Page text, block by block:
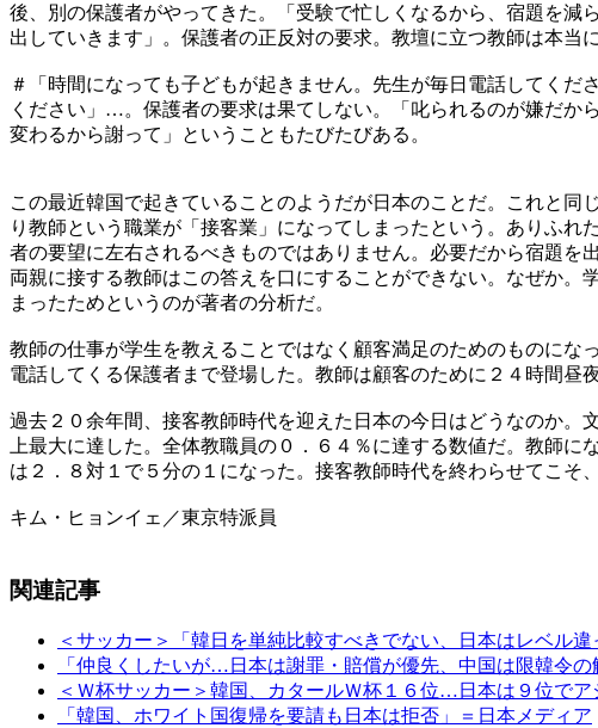
後、別の保護者がやってきた。「受験で忙しくなるから、宿題を
出していきます」。保護者の正反対の要求。教壇に立つ教師は本当
＃「時間になっても子どもが起きません。先生が毎日電話してく
ください」…。保護者の要求は果てしない。「叱られるのが嫌だか
変わるから謝って」ということもたびたびある。
この最近韓国で起きていることのようだが日本のことだ。これと
り教師という職業が「接客業」になってしまったという。ありふ
者の要望に左右されるべきものではありません。必要だから宿題
両親に接する教師はこの答えを口にすることができない。なぜか
まったためというのが著者の分析だ。
教師の仕事が学生を教えることではなく顧客満足のためのものに
電話してくる保護者まで登場した。教師は顧客のために２４時間昼
過去２０余年間、接客教師時代を迎えた日本の今日はどうなのか
上最大に達した。全体教職員の０．６４％に達する数値だ。教師
は２．８対１で５分の１になった。接客教師時代を終わらせてこそ
キム・ヒョンイェ／東京特派員
関連記事
＜サッカー＞「韓日を単純比較すべきでない、日本はレベル
「仲良くしたいが…日本は謝罪・賠償が優先、中国は限韓令の
＜Ｗ杯サッカー＞韓国、カタールＷ杯１６位…日本は９位でア
「韓国、ホワイト国復帰を要請も日本は拒否」＝日本メディア